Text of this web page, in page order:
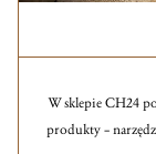
W sklepie CH24
produkty –